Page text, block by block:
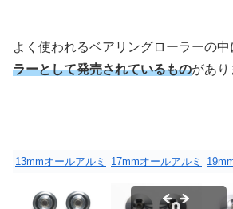
よく使われるベアリングローラーの中
ラーとして発売されているものがあり
13mmオールアルミ 17mmオールアルミ